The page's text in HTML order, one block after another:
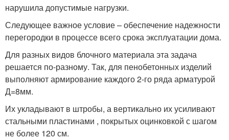
нарушила допустимые нагрузки.
Следующее важное условие – обеспечение надежности
перегородки в процессе всего срока эксплуатации дома.
Для разных видов блочного материала эта задача
решается по-разному. Так, для пенобетонных изделий
выполняют армирование каждого 2-го ряда арматурой
Д=8мм.
Их укладывают в штробы, а вертикально их усиливают
стальными пластинами , покрытых оцинковкой с шагом
не более 120 см.